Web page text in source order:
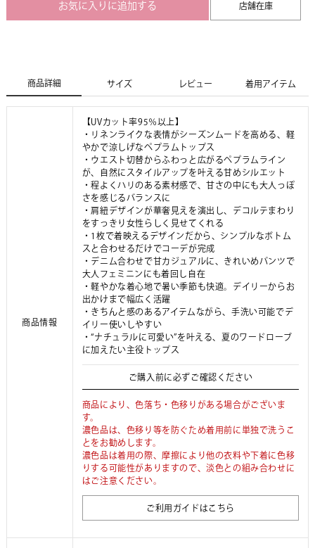
お気に入りに追加する 店舗在庫
商品詳細 サイズ レビュー 着用アイテム
商品情報
【UVカット率95％以上】
・リネンライクな表情がシーズンムードを高める、軽
やかで涼しげなペプラムトップス
・ウエスト切替からふわっと広がるペプラムライン
が、自然にスタイルアップを叶える甘めシルエット
・程よくハリのある素材感で、甘さの中にも大人っぽ
さを感じるバランスに
・肩紐デザインが華奢見えを演出し、デコルテまわり
をすっきり女性らしく見せてくれる
・1枚で着映えるデザインだから、シンプルなボトム
スと合わせるだけでコーデが完成
・デニム合わせで甘カジュアルに、きれいめパンツで
大人フェミニンにも着回し自在
・軽やかな着心地で暑い季節も快適。デイリーからお
出かけまで幅広く活躍
・きちんと感のあるアイテムながら、手洗い可能でデ
イリー使いしやすい
・“ナチュラルに可愛い”を叶える、夏のワードローブ
に加えたい主役トップス
ご購入前に必ずご確認ください
商品により、色落ち・色移りがある場合がございま
す。
濃色品は、色移り等を防ぐため着用前に単独で洗うこ
とをお勧めします。
濃色品は着用の際、摩擦により他の衣料や下着に色移
りする可能性がありますので、淡色との組み合わせに
はご注意ください。
ご利用ガイドはこちら